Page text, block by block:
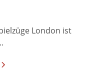
London ist